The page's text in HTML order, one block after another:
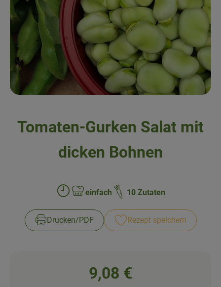
Obst & Gemüse
Kühltheke
Backwaren
Naturwaren
Gutscheine & Geschenkideen
Schnupperangebote
Über uns
Newsletter
Tomaten-Gurken Salat mit
dicken Bohnen
Zubreitungszeit:
Schwierigkeit:
einfach 10 Zutaten
Drucken​/​PDF Rezept speichern
9,08 €